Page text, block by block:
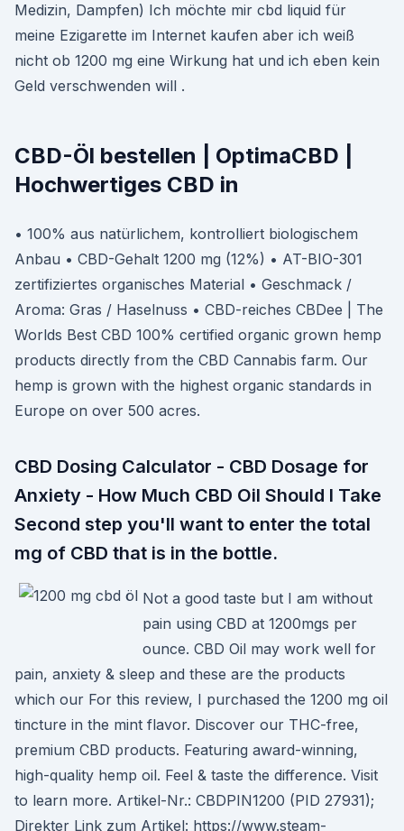
Medizin, Dampfen) Ich möchte mir cbd liquid für
meine Ezigarette im Internet kaufen aber ich weiß
nicht ob 1200 mg eine Wirkung hat und ich eben kein
Geld verschwenden will .
CBD-Öl bestellen | OptimaCBD |
Hochwertiges CBD in
• 100% aus natürlichem, kontrolliert biologischem
Anbau • CBD-Gehalt 1200 mg (12%) • AT-BIO-301
zertifiziertes organisches Material • Geschmack /
Aroma: Gras / Haselnuss • CBD-reiches CBDee | The
Worlds Best CBD 100% certified organic grown hemp
products directly from the CBD Cannabis farm. Our
hemp is grown with the highest organic standards in
Europe on over 500 acres.
CBD Dosing Calculator - CBD Dosage for
Anxiety - How Much CBD Oil Should I Take
Second step you'll want to enter the total
mg of CBD that is in the bottle.
Not a good taste but I am without
pain using CBD at 1200mgs per
ounce. CBD Oil may work well for
pain, anxiety & sleep and these are the products
which our For this review, I purchased the 1200 mg oil
tincture in the mint flavor. Discover our THC-free,
premium CBD products. Featuring award-winning,
high-quality hemp oil. Feel & taste the difference. Visit
to learn more. Artikel-Nr.: CBDPIN1200 (PID 27931);
Direkter Link zum Artikel: https://www.steam-